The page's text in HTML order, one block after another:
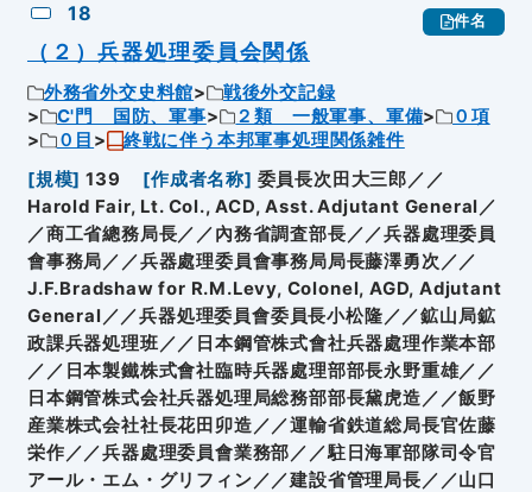
18 件名
（２）兵器処理委員会関係
外務省外交史料館
戦後外交記録
C'門 国防、軍事
２類 一般軍事、軍備
０項
０目
終戦に伴う本邦軍事処理関係雑件
[規模] 139 [作成者名称] 委員長次田大三郎／／
Harold Fair, Lt. Col., ACD, Asst. Adjutant General／
／商工省總務局長／／內務省調査部長／／兵器處理委員
會事務局／／兵器處理委員會事務局局長藤澤勇次／／
J.F.Bradshaw for R.M.Levy, Colonel, AGD, Adjutant
General／／兵器処理委員會委員長小松隆／／鉱山局鉱
政課兵器処理班／／日本鋼管株式會社兵器處理作業本部
／／日本製鐵株式會社臨時兵器處理部部長永野重雄／／
日本鋼管株式会社兵器処理局総務部部長黛虎造／／飯野
産業株式会社社長花田卯造／／運輸省鉄道総局長官佐藤
栄作／／兵器處理委員會業務部／／駐日海軍部隊司令官
アール・エム・グリフィン／／建設省管理局長／／山口